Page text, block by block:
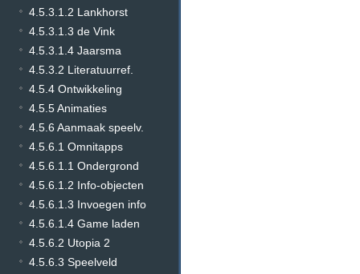
4.5.3.1.2 Lankhorst
4.5.3.1.3 de Vink
4.5.3.1.4 Jaarsma
4.5.3.2 Literatuurref.
4.5.4 Ontwikkeling
4.5.5 Animaties
4.5.6 Aanmaak speelv.
4.5.6.1 Omnitapps
4.5.6.1.1 Ondergrond
4.5.6.1.2 Info-objecten
4.5.6.1.3 Invoegen info
4.5.6.1.4 Game laden
4.5.6.2 Utopia 2
4.5.6.3 Speelveld